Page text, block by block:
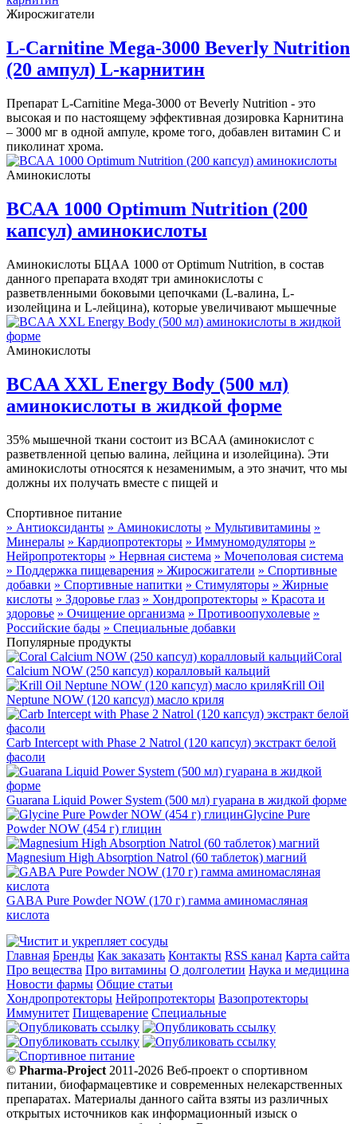
Жиросжигатели
L-Carnitine Mega-3000 Beverly Nutrition
(20 ампул) L-карнитин
Препарат L-Carnitine Mega-3000 от Beverly Nutrition - это
высокая и по настоящему эффективная дозировка Карнитина
– 3000 мг в одной ампуле, кроме того, добавлен витамин C и
пиколинат хрома.
Аминокислоты
ВСАА 1000 Optimum Nutrition (200
капсул) аминокислоты
Аминокислоты БЦАА 1000 от Optimum Nutrition, в состав
данного препарата входят три аминокислоты с
разветвленными боковыми цепочками (L-валина, L-
изолейцина и L-лейцина), которые увеличивают мышечные
Аминокислоты
BCAA XXL Energy Body (500 мл)
аминокислоты в жидкой форме
35% мышечной ткани состоит из BCAA (аминокислот с
разветвленной цепью валина, лейцина и изолейцина). Эти
аминокислоты относятся к незаменимым, а это значит, что мы
должны их получать вместе с пищей и
Спортивное питание
» Антиоксиданты » Аминокислоты » Мультивитамины »
Минералы » Кардиопротекторы » Иммуномодуляторы »
Нейропротекторы » Нервная система » Мочеполовая система
» Поддержка пищеварения » Жиросжигатели » Спортивные
добавки » Спортивные напитки » Стимуляторы » Жирные
кислоты » Здоровье глаз » Хондропротекторы » Красота и
здоровье » Очищение организма » Противоопухолевые »
Российские бады » Специальные добавки
Популярные продукты
Coral
Calcium NOW (250 капсул) коралловый кальций
Krill Oil
Neptune NOW (120 капсул) масло криля
Carb Intercept with Phase 2 Natrol (120 капсул) экстракт белой
фасоли
Guarana Liquid Power System (500 мл) гуарана в жидкой форме
Glycine Pure
Powder NOW (454 г) глицин
Magnesium High Absorption Natrol (60 таблеток) магний
GABA Pure Powder NOW (170 г) гамма аминомасляная
кислота
Главная Бренды Как заказать Контакты RSS канал Карта сайта
Про вещества Про витамины О долголетии Наука и медицина
Новости фармы Общие статьи
Хондропротекторы Нейропротекторы Вазопротекторы
Иммунитет Пищеварение Специальные
© Pharma-Project 2011-2026 Веб-проект о спортивном
питании, биофармацевтике и современных нелекарственных
препаратах. Материалы данного сайта взяты из различных
открытых источников как информационный изыск о